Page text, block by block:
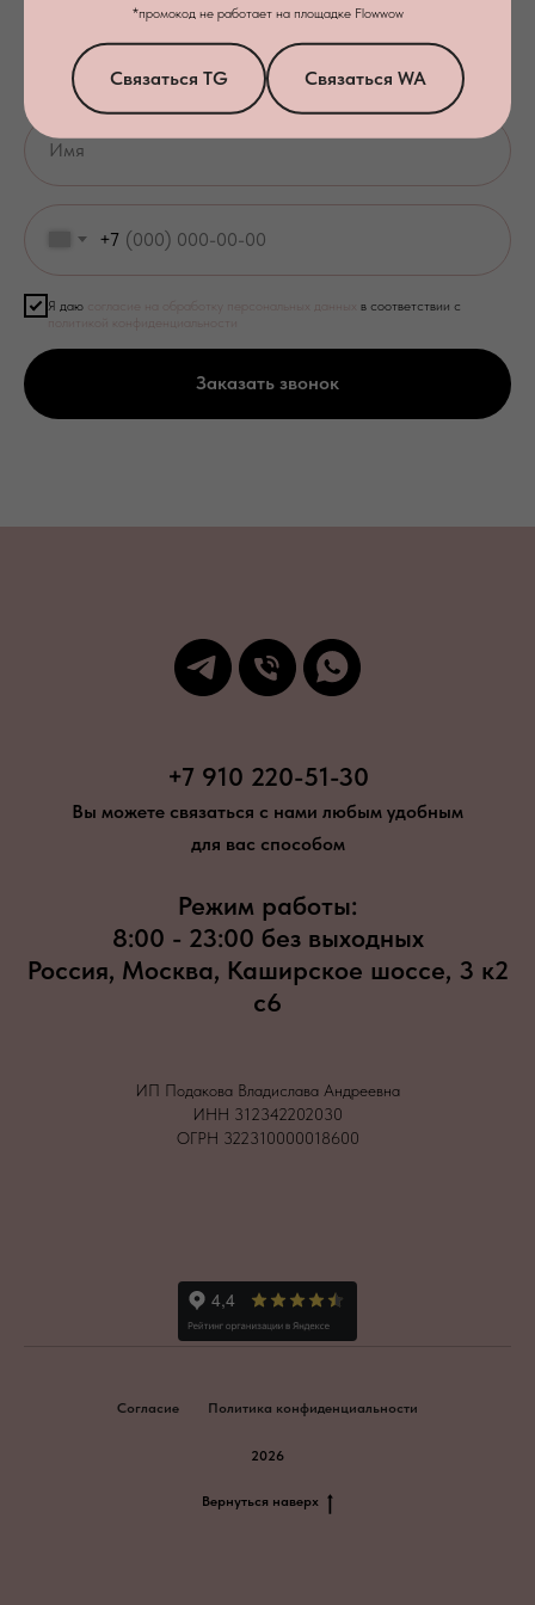
*промокод не работает на площадке Flowwow
Связаться TG Связаться WA
+7
Я даю согласие на обработку персональных данных в соответствии с
политикой конфиденциальности
Заказать звонок
+7 910 220-51-30
Вы можете связаться с нами любым удобным
для вас способом
Режим работы:
8:00 - 23:00 без выходных
Россия, Москва, Каширское шоссе, 3 к2
с6
ИП Подакова Владислава Андреевна
ИНН 312342202030
ОГРН 322310000018600
Согласие Политика конфиденциальности
2026
Вернуться наверх